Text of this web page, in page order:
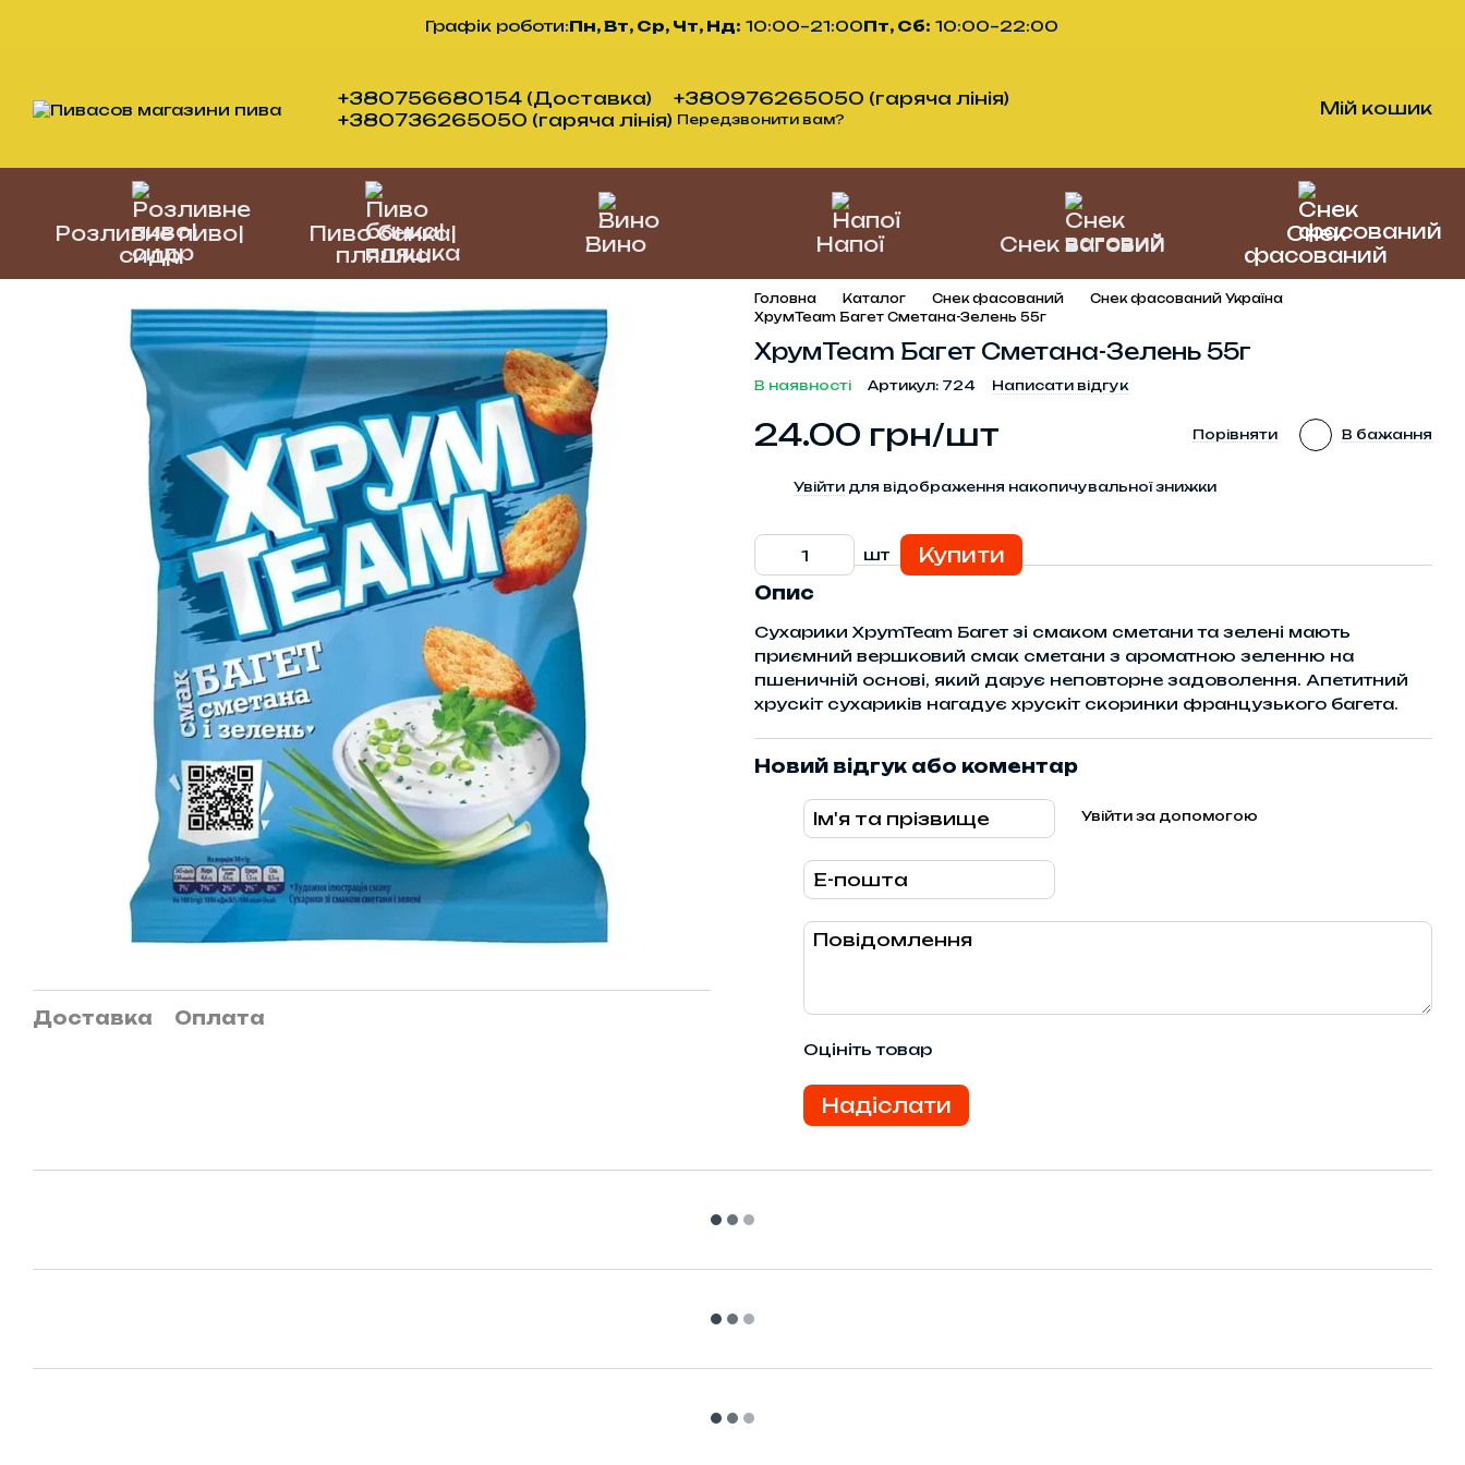
Графік роботи:Пн, Вт, Ср, Чт, Нд: 10:00–21:00Пт, Сб: 10:00–22:00
+380756680154 (Доставка)
+380976265050 (гаряча лінія)
+380736265050 (гаряча лінія) Передзвонити вам?
Мій кошик
Розливне пиво|
сидр
Пиво банка|
пляшка
Вино Напої Снек ваговий
Снек
фасований
Доставка Оплата
Головна Каталог Снек фасований
Снек фасований Україна
ХрумTeam Багет Сметана-Зелень 55г
ХрумTeam Багет Сметана-Зелень 55г
В наявності Артикул: 724 Написати відгук
24.00 грн/шт Порівняти В бажання
Увійти для відображення накопичувальної знижки
шт Купити
Опис
Сухарики ХруmTeam Багет зі смаком сметани та зелені мають
приємний вершковий смак сметани з ароматною зеленню на
пшеничній основі, який дарує неповторне задоволення. Апетитний
хрускіт сухариків нагадує хрускіт скоринки французького багета.
Новий відгук або коментар
Увійти за допомогою
Оцініть товар
Надіслати